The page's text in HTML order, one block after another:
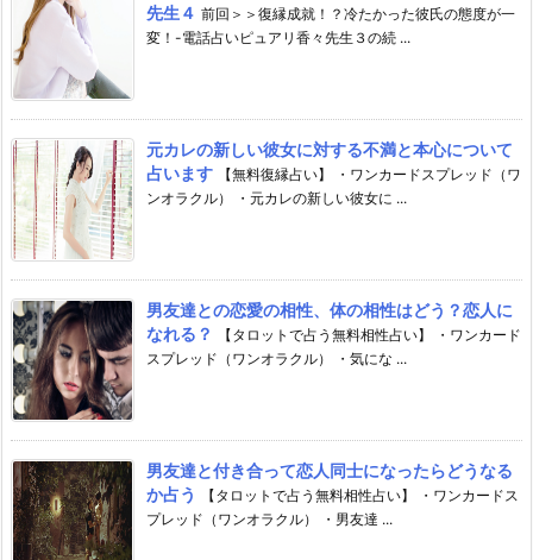
先生４ 前回＞＞復縁成就！？冷たかった彼氏の態度が一
変！-電話占いピュアリ香々先生３の続 ...
元カレの新しい彼女に対する不満と本心について
占います
【無料復縁占い】 ・ワンカードスプレッド（ワ
ンオラクル） ・元カレの新しい彼女に ...
男友達との恋愛の相性、体の相性はどう？恋人に
なれる？
【タロットで占う無料相性占い】 ・ワンカード
スプレッド（ワンオラクル） ・気にな ...
男友達と付き合って恋人同士になったらどうなる
か占う
【タロットで占う無料相性占い】 ・ワンカードス
プレッド（ワンオラクル） ・男友達 ...